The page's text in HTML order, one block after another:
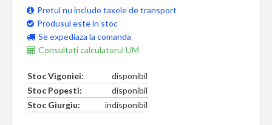
Pretul nu include taxele de transport
Produsul este in stoc
Se expediaza la comanda
Consultati calculatorul UM
Stoc Vigoniei:
disponibil
Stoc Popesti:
disponibil
Stoc Giurgiu:
indisponibil